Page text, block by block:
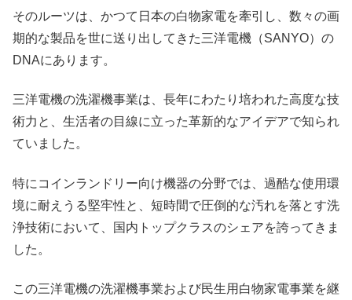
そのルーツは、かつて日本の白物家電を牽引し、数々の画
期的な製品を世に送り出してきた三洋電機（SANYO）の
DNAにあります。
三洋電機の洗濯機事業は、長年にわたり培われた高度な技
術力と、生活者の目線に立った革新的なアイデアで知られ
ていました。
特にコインランドリー向け機器の分野では、過酷な使用環
境に耐えうる堅牢性と、短時間で圧倒的な汚れを落とす洗
浄技術において、国内トップクラスのシェアを誇ってきま
した。
この三洋電機の洗濯機事業および民生用白物家電事業を継